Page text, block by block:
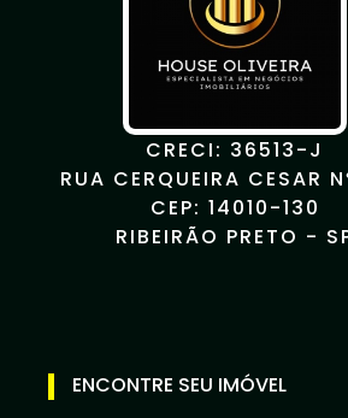
CRECI: 36513-J
RUA CERQUEIRA CESAR
CEP: 14010-130
RIBEIRÃO PRETO -
ENCONTRE SEU IMÓVEL